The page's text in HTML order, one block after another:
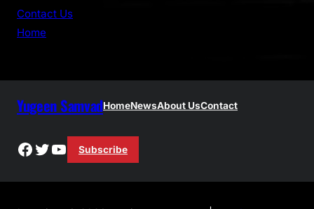
r
Contact Us
Home
Yugeen SamvadHomeNewsAbout UsContact
Facebook
Twitter
YouTube
Subscribe